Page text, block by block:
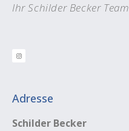
Ihr Schilder Becker Team
Adresse
Schilder Becker